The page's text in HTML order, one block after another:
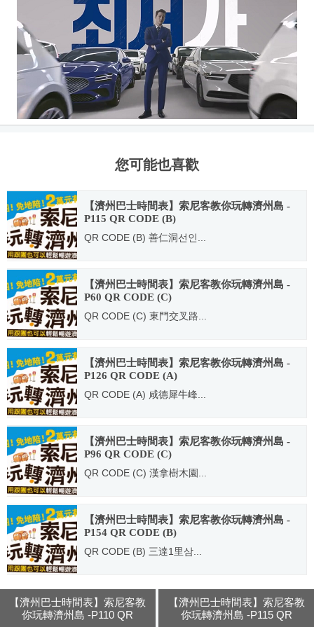
您可能也喜歡
【濟州巴士時間表】索尼客教你玩轉濟州島 -
P115 QR CODE (B)
QR CODE (B) 善仁洞선인...
2014.05.06
【濟州巴士時間表】索尼客教你玩轉濟州島 -
P60 QR CODE (C)
QR CODE (C) 東門交叉路...
2014.05.06
【濟州巴士時間表】索尼客教你玩轉濟州島 -
P126 QR CODE (A)
QR CODE (A) 咸德犀牛峰...
2014.05.06
【濟州巴士時間表】索尼客教你玩轉濟州島 -
P96 QR CODE (C)
QR CODE (C) 漢拿樹木園...
2014.05.06
【濟州巴士時間表】索尼客教你玩轉濟州島 -
P154 QR CODE (B)
QR CODE (B) 三達1里삼...
【濟州巴士時間表】索尼客教
你玩轉濟州島 -P110 QR
【濟州巴士時間表】索尼客教
你玩轉濟州島 -P115 QR